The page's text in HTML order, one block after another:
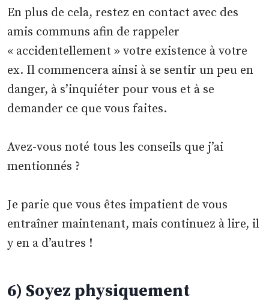
En plus de cela, restez en contact avec des
amis communs afin de rappeler
« accidentellement » votre existence à votre
ex. Il commencera ainsi à se sentir un peu en
danger, à s’inquiéter pour vous et à se
demander ce que vous faites.
Avez-vous noté tous les conseils que j’ai
mentionnés ?
Je parie que vous êtes impatient de vous
entraîner maintenant, mais continuez à lire, il
y en a d’autres !
6) Soyez physiquement